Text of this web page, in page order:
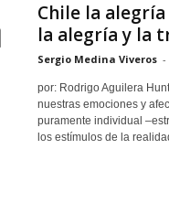
Chile la
la alegría y la
Sergio Medina Viveros -
por: Rodrigo Aguilera
nuestras emociones y
puramente individual
los estímulos de la